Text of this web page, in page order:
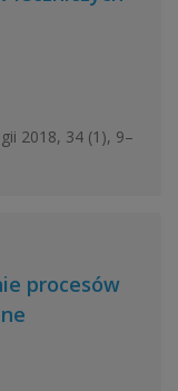
2018, 34 (1), 9–
procesów